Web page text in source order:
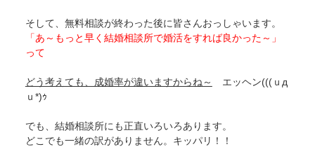
そして、無料相談が終わった後に皆さんおっしゃいます。
「あ～もっと早く結婚相談所で婚活をすれば良かった～」
って
どう考えても、成婚率が違いますからね～
エッヘン(((ｕд
ｕ*)ｩ
でも、結婚相談所にも正直いろいろあります。
どこでも一緒の訳がありません。キッパリ！！